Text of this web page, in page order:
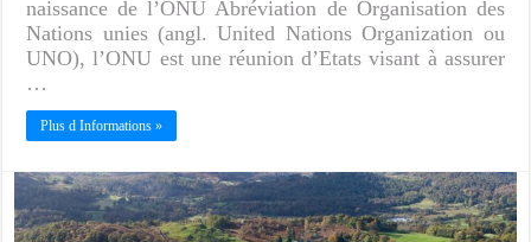
naissance de l’ONU Abréviation de Organisation des
Nations unies (angl. United Nations Organization ou
UNO), l’ONU est une réunion d’Etats visant à assurer
…
Plus d Informations »